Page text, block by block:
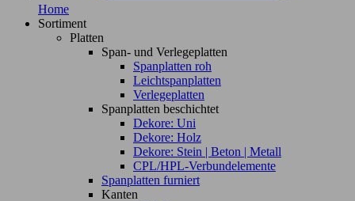
Home
Sortiment
Platten
Span- und Verlegeplatten
Spanplatten roh
Leichtspanplatten
Verlegeplatten
Spanplatten beschichtet
Dekore: Uni
Dekore: Holz
Dekore: Stein | Beton | Metall
CPL/HPL-Verbundelemente
Spanplatten furniert
Kanten